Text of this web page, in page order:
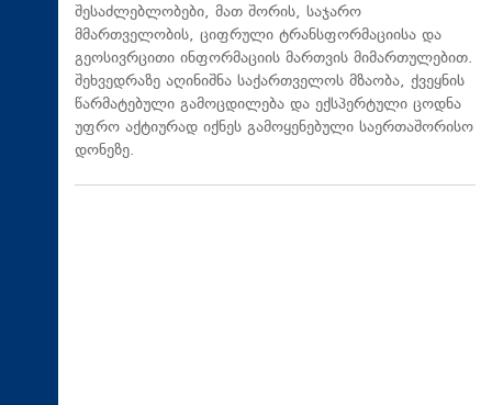
შესაძლებლობები, მათ შორის, საჯარო
მმართველობის, ციფრული ტრანსფორმაციისა და
გეოსივრცითი ინფორმაციის მართვის მიმართულებით.
შეხვედრაზე აღინიშნა საქართველოს მზაობა, ქვეყნის
წარმატებული გამოცდილება და ექსპერტული ცოდნა
უფრო აქტიურად იქნეს გამოყენებული საერთაშორისო
დონეზე.